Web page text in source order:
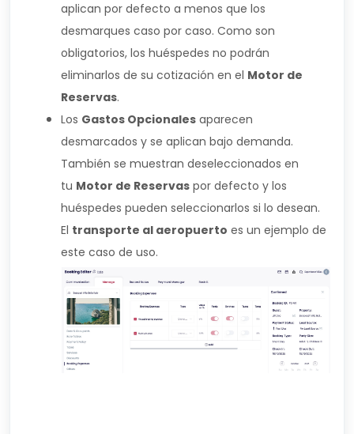
aplican por defecto a menos que los
desmarques caso por caso. Como son
obligatorios, los huéspedes no podrán
eliminarlos de su cotización en el Motor de
Reservas.
Los Gastos Opcionales aparecen
desmarcados y se aplican bajo demanda.
También se muestran deseleccionados en
tu Motor de Reservas por defecto y los
huéspedes pueden seleccionarlos si lo desean.
El transporte al aeropuerto es un ejemplo de
este caso de uso.